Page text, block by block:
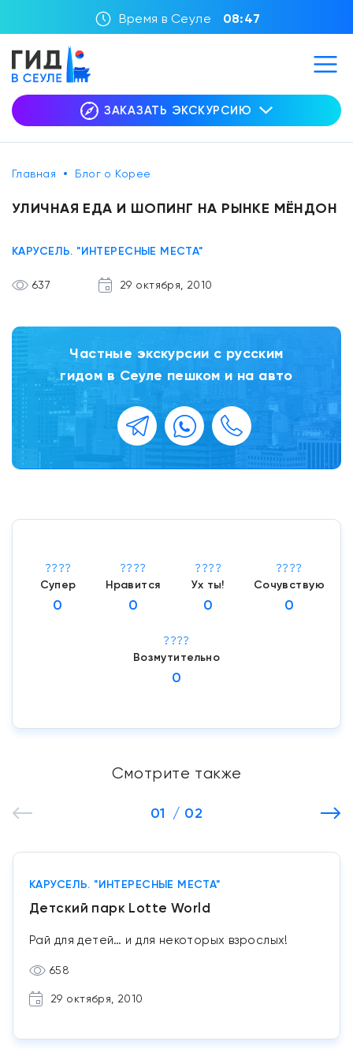
Время в Сеуле 08:47
ЗАКАЗАТЬ ЭКСКУРСИЮ
Главная Блог о Корее
УЛИЧНАЯ ЕДА И ШОПИНГ НА РЫНКЕ МЁНДОН
КАРУСЕЛЬ. "ИНТЕРЕСНЫЕ МЕСТА"
637 29 октября, 2010
Частные экскурсии с русским
гидом в Сеуле пешком и на авто
????
Супер
0
????
Нравится
0
????
Ух ты!
0
????
Сочувствую
0
????
Возмутительно
0
Смотрите также
01 / 02
КАРУСЕЛЬ. "ИНТЕРЕСНЫЕ МЕСТА"
Детский парк Lotte World
Рай для детей… и для некоторых взрослых!
658
29 октября, 2010